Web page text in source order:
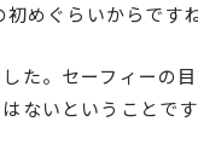
初めぐらいからですね
した。セーフィーの
ないということです